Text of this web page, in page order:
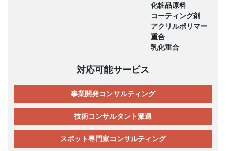
化粧品原料
コーティング剤
アクリルポリマー
重合
乳化重合
対応可能サービス
事業開発コンサルティング
技術コンサルタント派遣
スポット専門家コンサルティング